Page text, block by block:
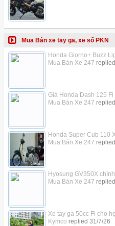
Mua Bán xe tay ga, xe số PKN
Honda Giorno+ Buzz
Mua Bán Xe 247 replied
Giá Honda Dash 125
Mua Bán Xe 247 replied
Honda Super Cub 110
Mua Bán Xe 247 replied
Hyosung GV350X
Mua Bán Xe 247 replied
Xe tay ga 50cc Fi cho
Kymco replied 31/7/26